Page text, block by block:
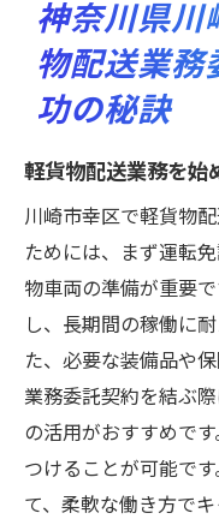
神奈川県川
物配送業務
功の秘訣
軽貨物配送業務を始
川崎市幸区で軽貨物
ためには、まず運転
物車両の準備が重要
し、長期間の稼働に
た、必要な装備品や
業務委託契約を結ぶ
の活用がおすすめで
つけることが可能で
て、柔軟な働き方で